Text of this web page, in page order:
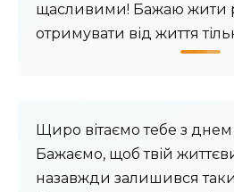
щасливими! Бажаю жити
отримувати від життя
Щиро вітаємо тебе з
Бажаємо, щоб твій
назавжди залишився